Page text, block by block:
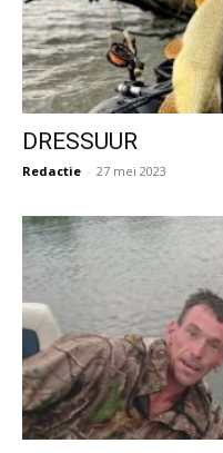
DRESSUUR
Redactie - 27 mei 2023